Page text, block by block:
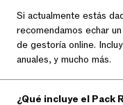
Si actualmente estás
recomendamos echar
de gestoría online.
anuales, y mucho más.
¿Qué incluye el Pack